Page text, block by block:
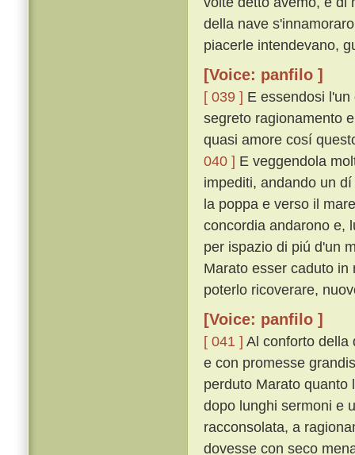
della nave
piacerle intendevano,
[Voice: panfilo ]
[ 039 ] E essendosi
segreto ragionamento
quasi amore cosí
040 ] E veggendola
impediti, andando un
la poppa e verso il
concordia andarono e,
per ispazio di piú d'un
Marato esser caduto
poterlo ricoverare,
[Voice: panfilo ]
[ 041 ] Al conforto della
e con promesse
perduto Marato quanto
dopo lunghi sermoni e
racconsolata, a
dovesse con seco